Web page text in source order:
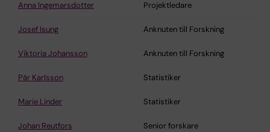
Anna Ingemarsdotter Projektledare
Josef Isung Anknuten till Forskning
Viktoria Johansson Anknuten till Forskning
Pär Karlsson Statistiker
Marie Linder Statistiker
Johan Reutfors Senior forskare